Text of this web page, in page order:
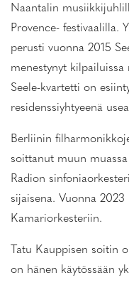
Naantalin
Provence- festivaalilla.
perusti vuonna 2015
menestynyt
Seele-kvartetti on
residenssiyhtyeenä
Berliinin
soittanut muun
Radion
sijaisena. Vuonna
Kamariorkesteriin.
Tatu Kauppisen soitin
on hänen käytössään